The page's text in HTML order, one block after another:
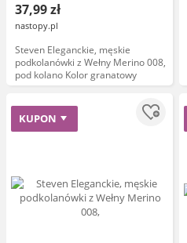
37,99 zł
nastopy.pl
Steven Eleganckie, męskie
podkolanówki z Wełny Merino 008,
pod kolano Kolor granatowy
KUPON